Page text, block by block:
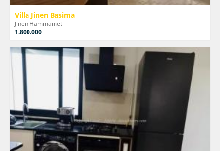
Villa Jinen Basima
Jinen Hammamet
1.800.000